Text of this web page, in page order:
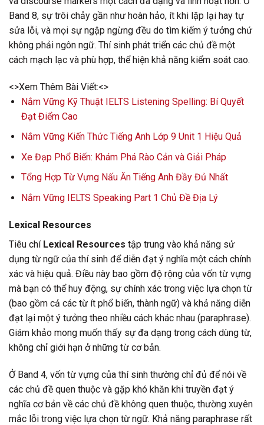
Band 8, sự trôi chảy gần như hoàn hảo, ít khi lặp lại hay tự
sửa lỗi, và mọi sự ngập ngừng đều do tìm kiếm ý tưởng chứ
không phải ngôn ngữ. Thí sinh phát triển các chủ đề một
cách mạch lạc và phù hợp, thể hiện khả năng kiểm soát cao.
<>Xem Thêm Bài Viết:<>
Nắm Vững Kỹ Thuật IELTS Listening Spelling: Bí Quyết
Đạt Điểm Cao
Nắm Vững Kiến Thức Tiếng Anh Lớp 9 Unit 1 Hiệu Quả
Xe Đạp Phổ Biến: Khám Phá Rào Cản và Giải Pháp
Tổng Hợp Từ Vựng Nấu Ăn Tiếng Anh Đầy Đủ Nhất
Nắm Vững IELTS Speaking Part 1 Chủ Đề Địa Lý
Lexical Resources
Tiêu chí Lexical Resources tập trung vào khả năng sử
dụng từ ngữ của thí sinh để diễn đạt ý nghĩa một cách chính
xác và hiệu quả. Điều này bao gồm độ rộng của vốn từ vựng
mà bạn có thể huy động, sự chính xác trong việc lựa chọn từ
(bao gồm cả các từ ít phổ biến, thành ngữ) và khả năng diễn
đạt lại một ý tưởng theo nhiều cách khác nhau (paraphrase).
Giám khảo mong muốn thấy sự đa dạng trong cách dùng từ,
không chỉ giới hạn ở những từ cơ bản.
Ở Band 4, vốn từ vựng của thí sinh thường chỉ đủ để nói về
các chủ đề quen thuộc và gặp khó khăn khi truyền đạt ý
nghĩa cơ bản về các chủ đề không quen thuộc, thường xuyên
mắc lỗi trong việc lựa chọn từ ngữ. Khả năng paraphrase rất